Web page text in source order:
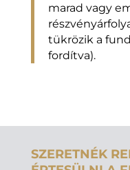
marad vagy
tükrözik a
fordítva).
SZERETNÉK